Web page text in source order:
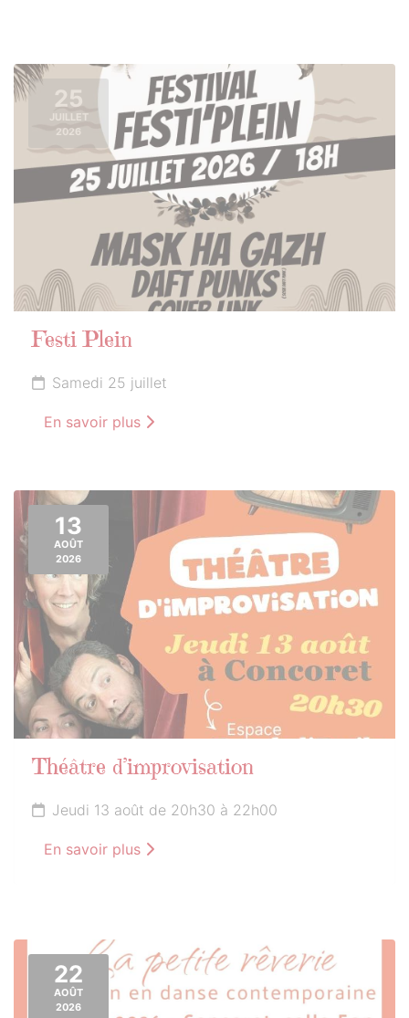
25
JUILLET
2026
Festi Plein
Samedi 25 juillet
En savoir plus
13
AOÛT
2026
Théâtre d’improvisation
Jeudi 13 août de 20h30 à 22h00
En savoir plus
22
AOÛT
2026